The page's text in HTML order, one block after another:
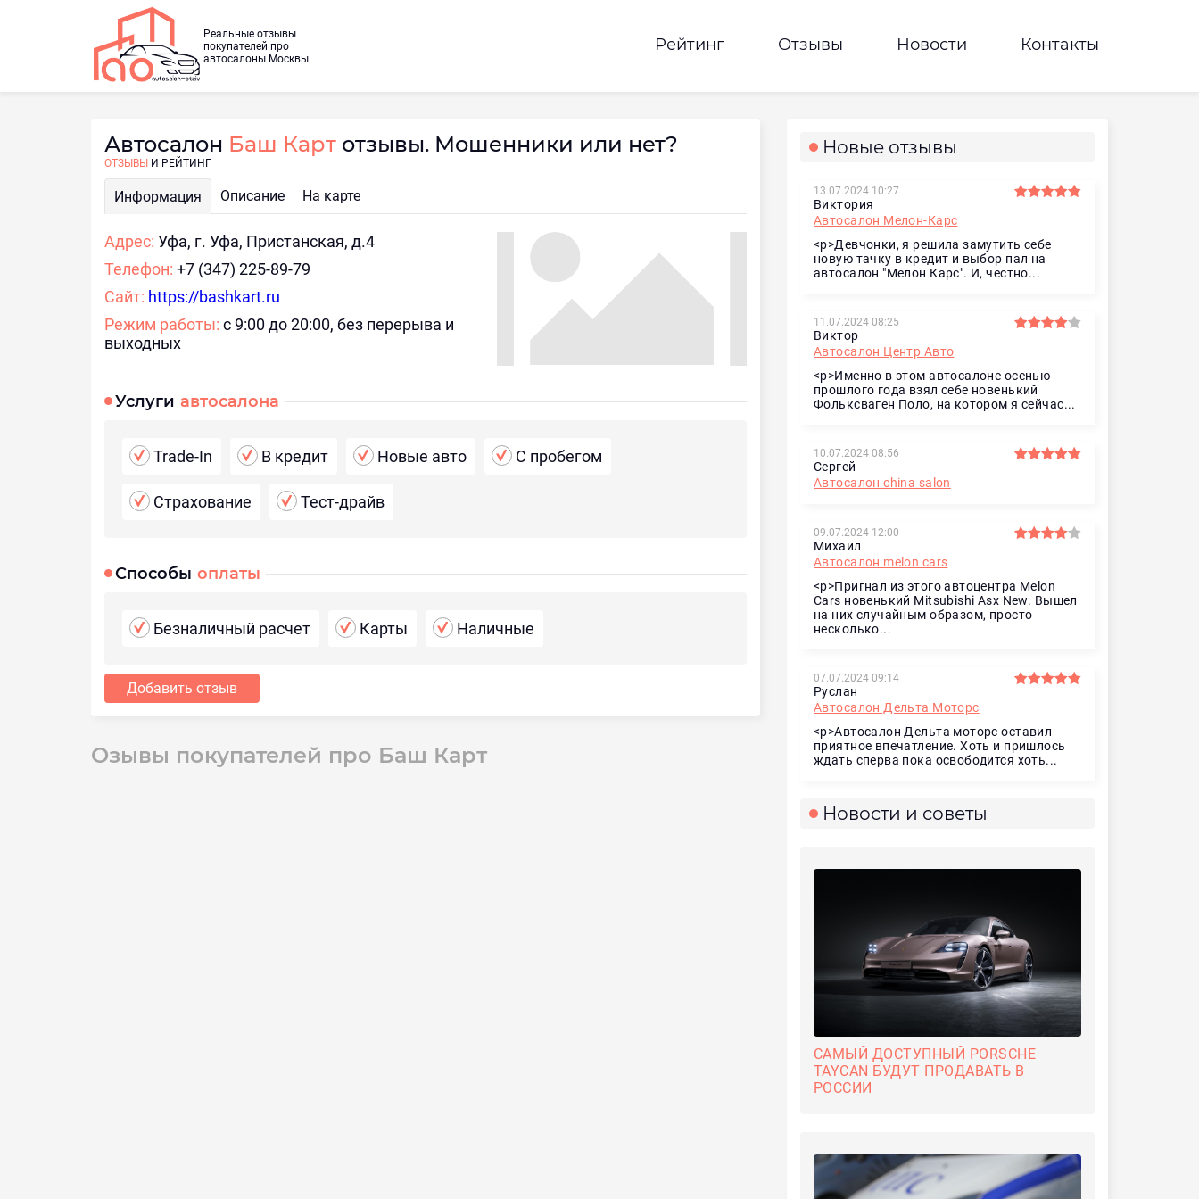
Реальные отзывы
покупателей про
автосалоны Москвы
Рейтинг Отзывы Новости Контакты
Автосалон Баш Карт отзывы. Мошенники или нет?
ОТЗЫВЫ И РЕЙТИНГ
Информация Описание На карте
Адрес: Уфа, г. Уфа, Пристанская, д.4
Телефон: +7 (347) 225-89-79
Сайт: https://bashkart.ru
Режим работы: с 9:00 до 20:00, без перерыва и
выходных
Услуги автосалона
Trade-In В кредит Новые авто С пробегом
Страхование Тест-драйв
Способы оплаты
Безналичный расчет Карты Наличные
Добавить отзыв
Озывы покупателей про Баш Карт
Новые отзывы
13.07.2024 10:27
Виктория
Автосалон Мелон-Карс
<p>Девчонки, я решила замутить себе
новую тачку в кредит и выбор пал на
автосалон "Мелон Карс". И, честно...
11.07.2024 08:25
Виктор
Автосалон Центр Авто
<p>Именно в этом автосалоне осенью
прошлого года взял себе новенький
Фольксваген Поло, на котором я сейчас...
10.07.2024 08:56
Сергей
Автосалон china salon
09.07.2024 12:00
Михаил
Автосалон melon cars
<p>Пригнал из этого автоцентра Melon
Cars новенький Mitsubishi Asx New. Вышел
на них случайным образом, просто
несколько...
07.07.2024 09:14
Руслан
Автосалон Дельта Моторс
<p>Автосалон Дельта моторс оставил
приятное впечатление. Хоть и пришлось
ждать сперва пока освободится хоть...
Новости и советы
САМЫЙ ДОСТУПНЫЙ PORSCHE
TAYCAN БУДУТ ПРОДАВАТЬ В
РОССИИ